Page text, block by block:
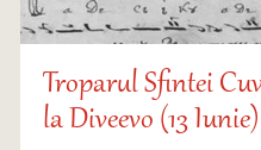
Troparul Sfintei
la Diveevo (13 Iunie)